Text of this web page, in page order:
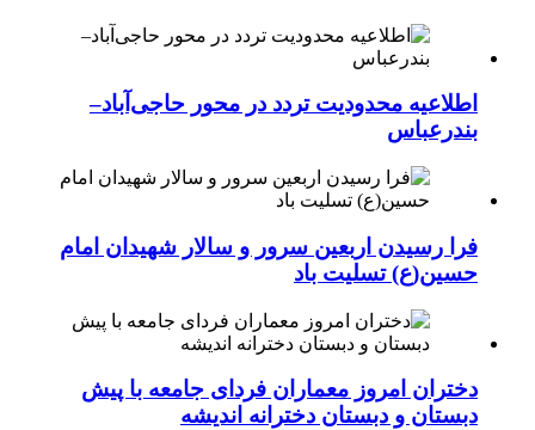
اطلاعیه محدودیت تردد در محور حاجی‌آباد–
بندرعباس
فرا رسیدن اربعین سرور و سالار شهیدان امام
حسین(ع) تسلیت باد
دختران امروز معماران فردای جامعه با پیش
دبستان و دبستان دخترانه اندیشه